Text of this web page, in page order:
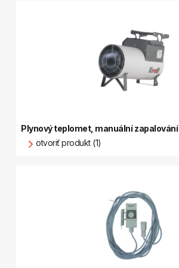
Plynový teplomet, manuální zapalování
otvoriť produkt (1)